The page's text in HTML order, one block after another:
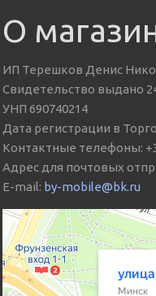
О
ИП Терешков Денис
Свидетельство выдано
УНП 690740214
Дата регистрации в
Контактные телефоны:
Адрес для почтовых
E-mail: by-mobile@bk.ru
Минск
Улица Романовская Слобода,